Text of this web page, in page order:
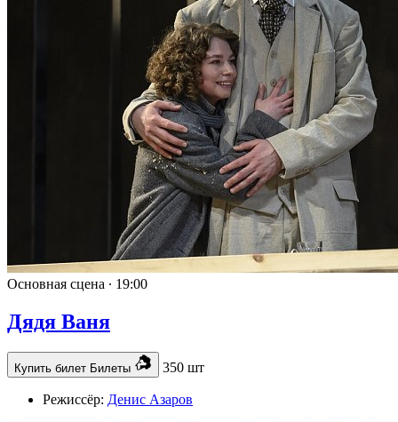
Основная сцена ∙ 19:00
Дядя Ваня
Купить билет Билеты 350 шт
Режиссёр: Денис Азаров